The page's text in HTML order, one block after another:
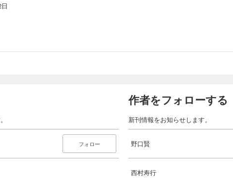
フォロー
作者をフォローする
新刊情報をお知らせします。
野口賢
西村寿行